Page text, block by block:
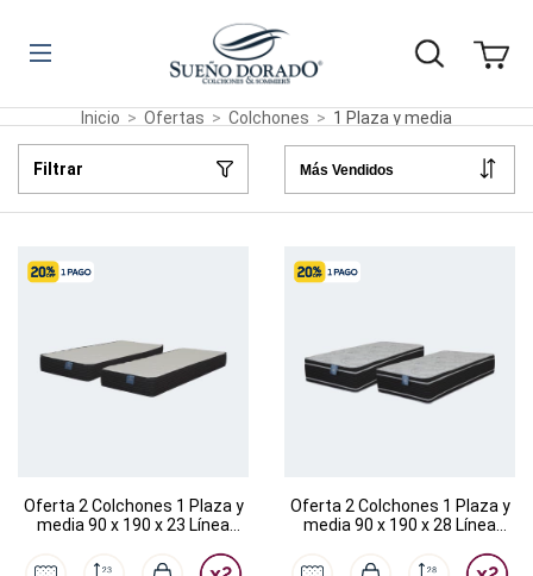
Inicio > Ofertas > Colchones > 1 Plaza y media
Filtrar
Oferta 2 Colchones 1 Plaza y
media 90 x 190 x 23 Línea
Oferta 2 Colchones 1 Plaza y
media 90 x 190 x 28 Línea